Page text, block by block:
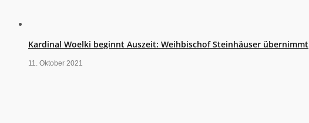
Kardinal Woelki beginnt Auszeit: Weihbischof Steinhäuser übernimmt
11. Oktober 2021